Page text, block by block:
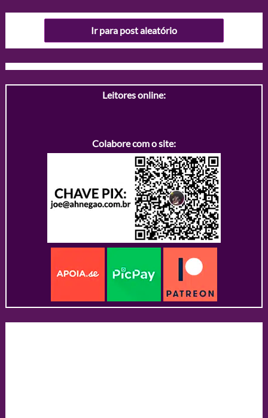
Ir para post aleatório
Leitores online:
Colabore com o site: